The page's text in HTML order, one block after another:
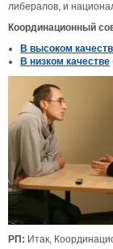
либералов, и
Координационный
В высоком
В низком качестве
РП: Итак,